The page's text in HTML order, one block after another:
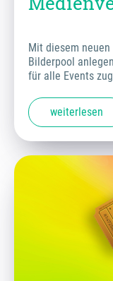
Mit diesem
Bilderpool
für alle Events
weiterlesen